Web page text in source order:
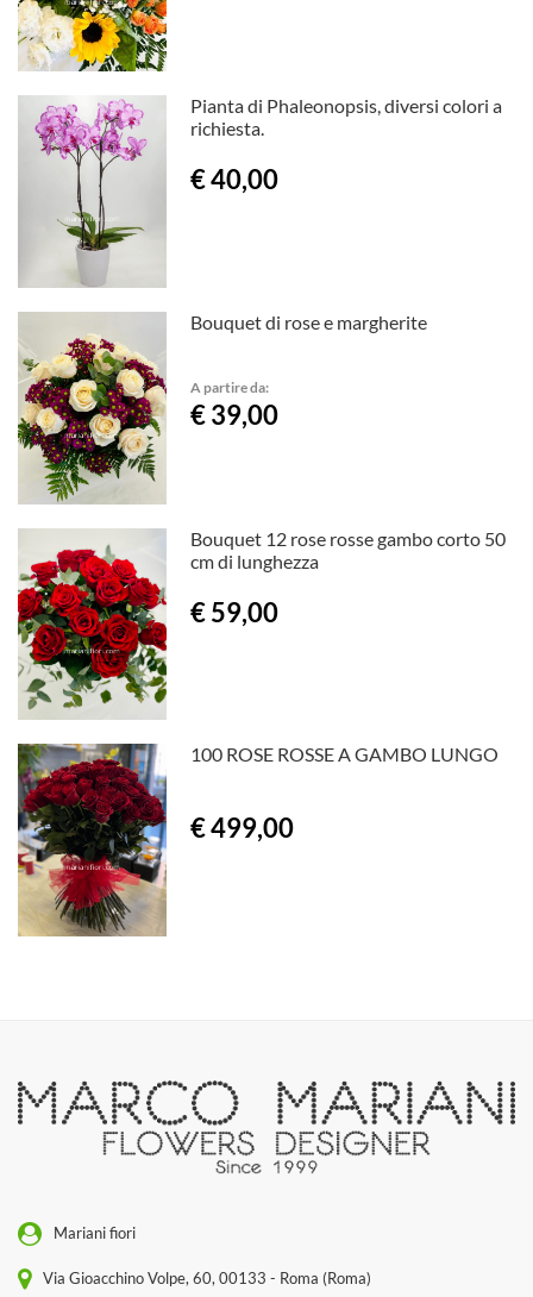
Pianta di Phaleonopsis, diversi colori a
richiesta.
€ 40,00
Bouquet di rose e margherite
A partire da:
€ 39,00
Bouquet 12 rose rosse gambo corto 50
cm di lunghezza
€ 59,00
100 ROSE ROSSE A GAMBO LUNGO
€ 499,00
Mariani fiori
Via Gioacchino Volpe, 60, 00133 - Roma (Roma)